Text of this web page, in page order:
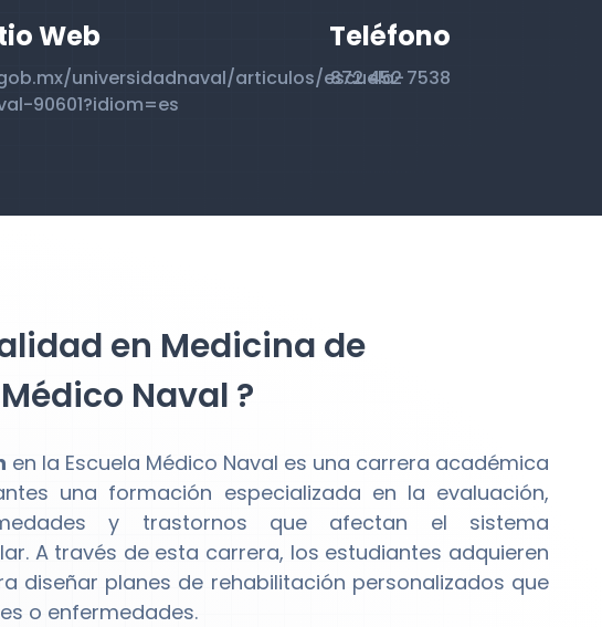
Web
universidadnaval/articulos/escuela-
90601?idiom=es
Teléfono
872 452 7538
en Medicina de
Naval ?
en la Escuela Médico Naval es una carrera académica
una formación especializada en la evaluación,
y trastornos que afectan el sistema
A través de esta carrera, los estudiantes adquieren
diseñar planes de rehabilitación personalizados que
o enfermedades.